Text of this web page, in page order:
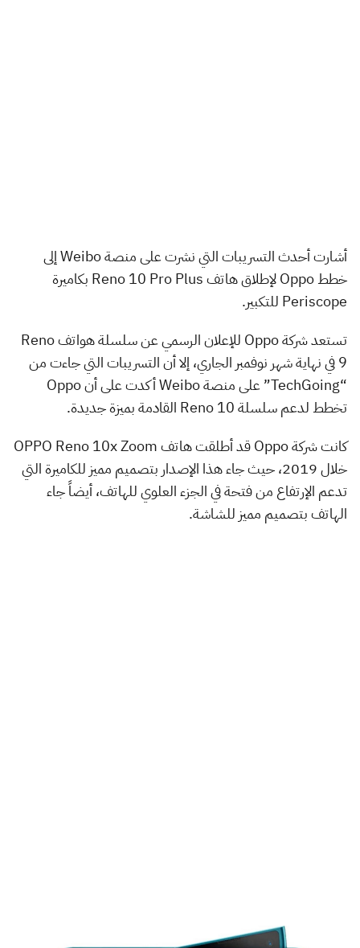
أشارت أحدث التسريبات التي نشرت على منصة Weibo إلى
خطط Oppo لإطلاق هاتف Reno 10 Pro Plus بكاميرة
Periscope للتكبير.
تستعد شركة Oppo للإعلان الرسمي عن سلسلة هواتف Reno
9 في نهاية شهر نوفمبر الجاري، إلا أن التسريبات التي جاءت من
“TechGoing” على منصة Weibo أكدت على أن Oppo
تخطط لدعم سلسلة Reno 10 القادمة بميزة جديدة.
كانت شركة Oppo قد أطلقت هاتف OPPO Reno 10x Zoom
خلال 2019، حيث جاء هذا الإصدار بتصميم مميز للكاميرة التي
تدعم الإرتفاع من فتحة في الجزء العلوي للهاتف، أيضاً جاء
الهاتف بتصميم مميز للشاشة.